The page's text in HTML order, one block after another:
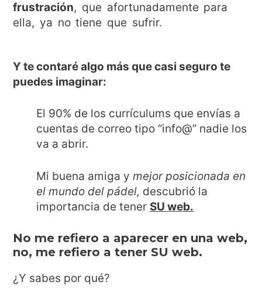
frustración, que afortunadamente para
ella, ya no tiene que sufrir.
Y te contaré algo más que casi seguro te
puedes imaginar:
El 90% de los currículums que envías a
cuentas de correo tipo “info@” nadie los
va a abrir.
Mi buena amiga y mejor posicionada en
el mundo del pádel, descubrió la
importancia de tener SU web.
No me refiero a aparecer en una web,
no, me refiero a tener SU web.
¿Y sabes por qué?